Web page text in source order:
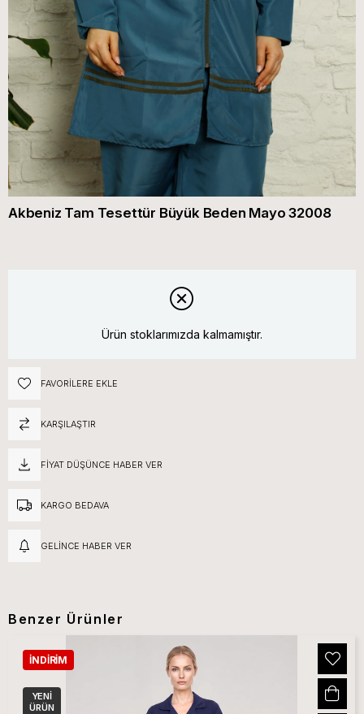
Akbeniz Tam Tesettür Büyük Beden Mayo 32008
Ürün stoklarımızda kalmamıştır.
FAVORILERE EKLE
KARŞILAŞTIR
FIYAT DÜŞÜNCE HABER VER
KARGO BEDAVA
GELINCE HABER VER
Benzer Ürünler
İNDIRIM
YENI
ÜRÜN